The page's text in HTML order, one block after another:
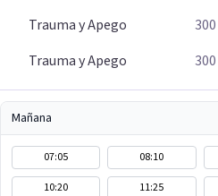
Trauma y Apego
300
Trauma y Apego
300
Mañana
07:05 08:10
10:20
11:25